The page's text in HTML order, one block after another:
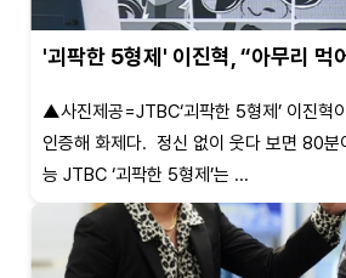
'괴팍한 5형제' 이진혁, “아무리 먹
▲사진제공=JTBC‘괴팍한 5형제’ 이진혁
인증해 화제다. 정신 없이 웃다 보면 80분
능 JTBC ‘괴팍한 5형제’는 ...